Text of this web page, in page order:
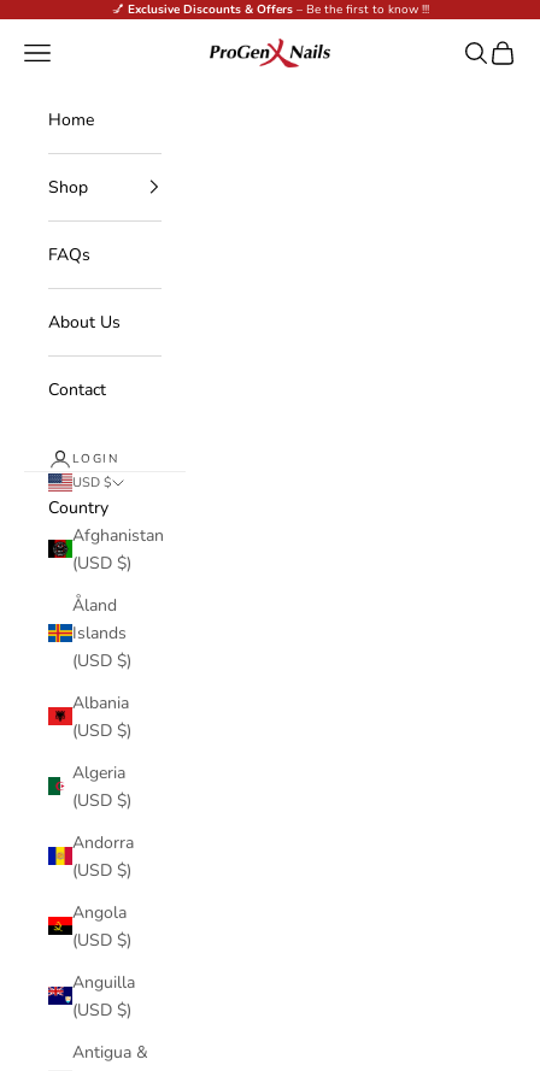
Skip to content💅 Exclusive Discounts & Offers – Be the first to know !!!
ProGenX Nails
Navigation menu Search
Cart
Home
Shop
FAQs
About Us
Contact
LOGIN
USD $
Country
Afghanistan
(USD $)
Åland
Islands
(USD $)
Albania
(USD $)
Algeria
(USD $)
Andorra
(USD $)
Angola
(USD $)
Anguilla
(USD $)
Antigua &